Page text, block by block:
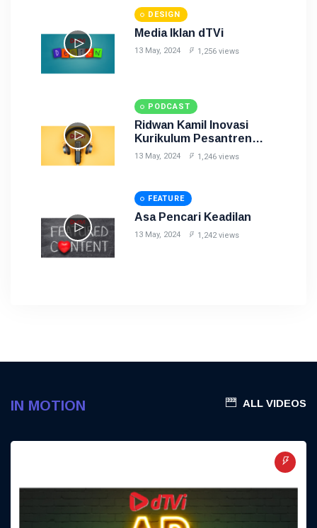
DESIGN
Media Iklan dTVi
13 May, 2024 1,256 views
PODCAST
Ridwan Kamil Inovasi
Kurikulum Pesantren
Belajar Kasus Al Zaitun
13 May, 2024 1,246 views
FEATURE
Asa Pencari Keadilan
13 May, 2024 1,242 views
IN MOTION ALL VIDEOS